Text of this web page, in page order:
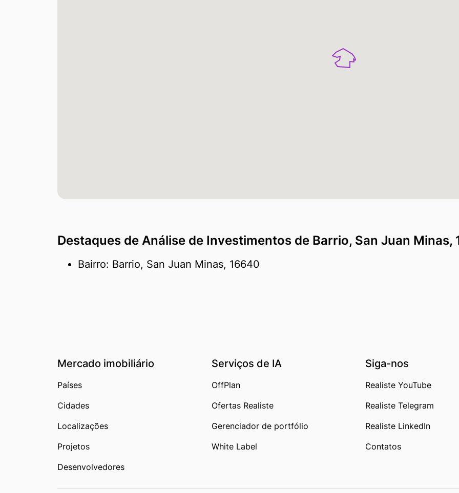
Destaques de Análise de Investimentos de Barrio, San Juan Minas,
Bairro: Barrio, San Juan Minas, 16640
Mercado imobiliário
Países
Cidades
Localizações
Projetos
Desenvolvedores
Serviços de IA
OffPlan
Ofertas Realiste
Gerenciador de portfólio
White Label
Siga-nos
Realiste YouTube
Realiste Telegram
Realiste LinkedIn
Contatos